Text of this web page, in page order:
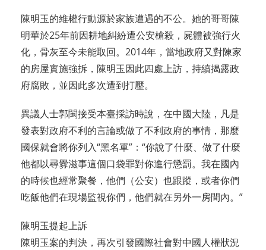
陳明玉的維權行動源於家族遭遇的不公。她的哥哥陳
明華於25年前因耕地糾紛遭公安槍殺，屍體被強行火
化，骨灰至今未能取回。2014年，當地政府又對陳家
的房屋實施強拆，陳明玉因此四處上訪，持續揭露政
府腐敗，並因此多次遭到打壓。
異議人士郭閩接受本臺採訪時說，在中國大陸，凡是
發表對政府不利的言論或做了不利政府的事情，那麼
國保就會將你列入“黑名單”：“你說了什麼、做了什麼
他都以尋釁滋事這個口袋罪對你進行懲罰。我在國內
的時候也經常聚餐，他們（公安）也跟蹤，或者你們
吃飯他們在現場監視你們，他們就在另外一房間內。”
陳明玉提起上訴
陳明玉案的判決，再次引發國際社會對中國人權狀況